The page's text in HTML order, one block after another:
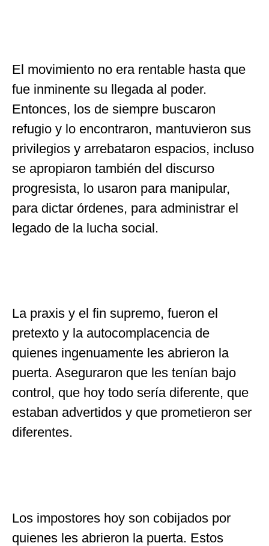
El movimiento no era rentable hasta que
fue inminente su llegada al poder.
Entonces, los de siempre buscaron
refugio y lo encontraron, mantuvieron sus
privilegios y arrebataron espacios, incluso
se apropiaron también del discurso
progresista, lo usaron para manipular,
para dictar órdenes, para administrar el
legado de la lucha social.
La praxis y el fin supremo, fueron el
pretexto y la autocomplacencia de
quienes ingenuamente les abrieron la
puerta. Aseguraron que les tenían bajo
control, que hoy todo sería diferente, que
estaban advertidos y que prometieron ser
diferentes.
Los impostores hoy son cobijados por
quienes les abrieron la puerta. Estos